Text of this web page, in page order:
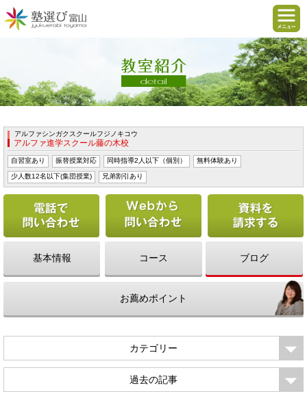
アルファシンガクスクールフジノキコウ
アルファ進学スクール藤の木校
自習室あり 振替授業対応 同時指導2人以下（個別） 無料体験あり
少人数12名以下(集団授業) 兄弟割引あり
電話で問い合わせる Webから問い合わせ
基本情報 コース ブログ
お薦めポイント
カテゴリー
過去の記事